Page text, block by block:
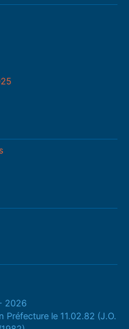
2026
Préfecture le 11.02.82 (J.O.